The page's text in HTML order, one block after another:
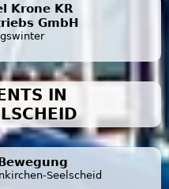
Krone KR
GmbH
IN
Seelscheid